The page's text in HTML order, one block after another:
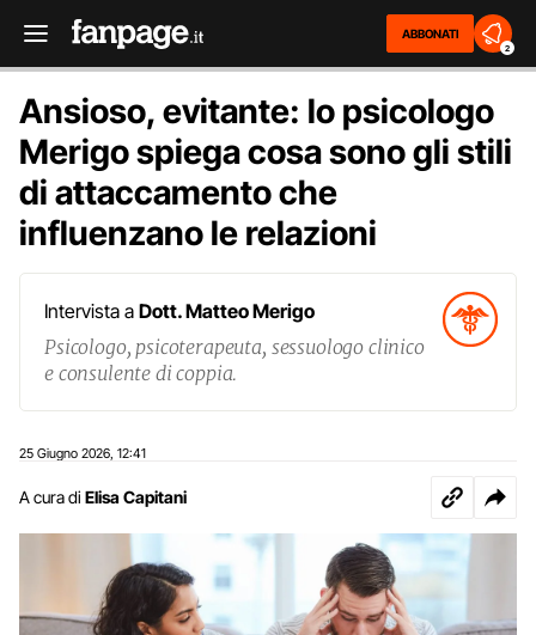
ABBONATI
2
Ansioso, evitante: lo psicologo
Merigo spiega cosa sono gli stili
di attaccamento che
influenzano le relazioni
Intervista a Dott. Matteo Merigo
Psicologo, psicoterapeuta, sessuologo clinico
e consulente di coppia.
25 Giugno 2026 12:41
A cura di Elisa Capitani